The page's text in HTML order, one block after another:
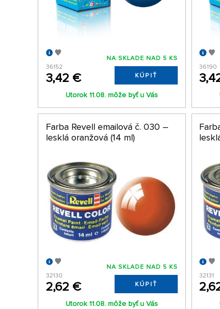
36152
3,42 €
NA SKLADE NAD 5 KS
KÚPIŤ
Utorok 11.08. môže byť u Vás
36190
Farba Revell emailová č. 030 –
lesklá oranžová (14 ml)
32130
2,62 €
NA SKLADE NAD 5 KS
KÚPIŤ
Utorok 11.08. môže byť u Vás
32131